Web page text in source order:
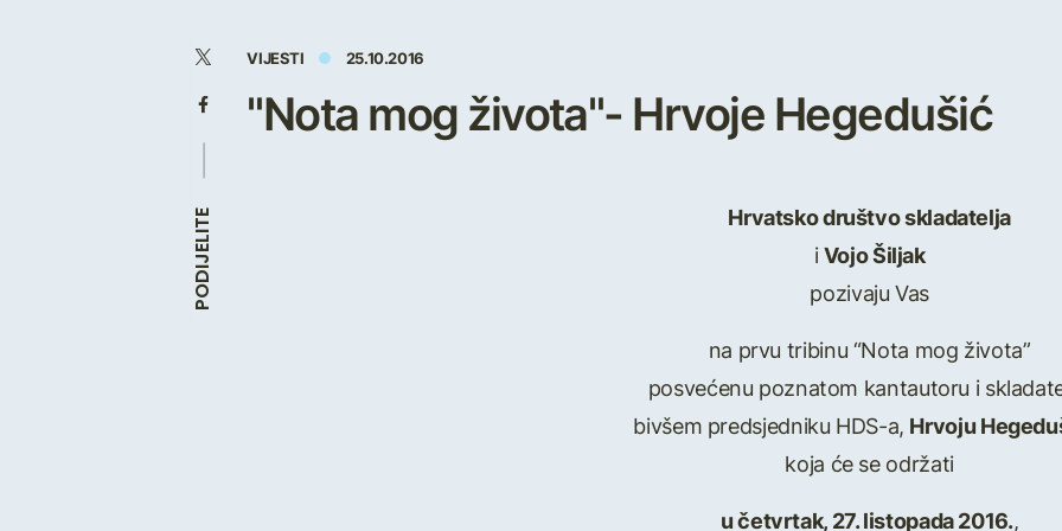
PODIJELITE
VIJESTI 25.10.2016
"Nota mog života"- Hrvoje Hegedušić
Hrvatsko društvo skladatelja
iVojo Šiljak
pozivaju Vas
na prvu tribinu “Nota mog života”
posvećenu poznatom kantautoru i
bivšem predsjedniku HDS-a, Hrvoju
koja će se održati
u četvrtak, 27. listopada 2016.,